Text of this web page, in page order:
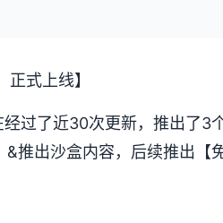
正式上线】
经过了近30次更新，推出了3
推出沙盒内容，后续推出【